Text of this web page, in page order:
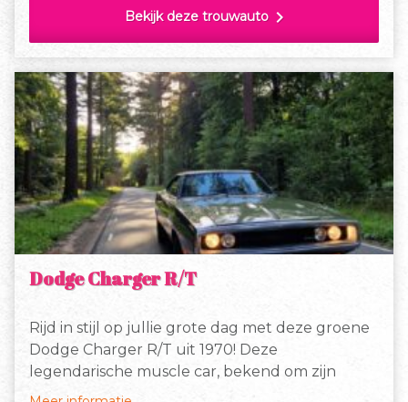
Bekijk deze trouwauto chevron_right
Dodge Charger R/T
Rijd in stijl op jullie grote dag met deze groene
Dodge Charger R/T uit 1970! Deze
legendarische muscle car, bekend om zijn
brute kracht en iconische uitstraling, is dé